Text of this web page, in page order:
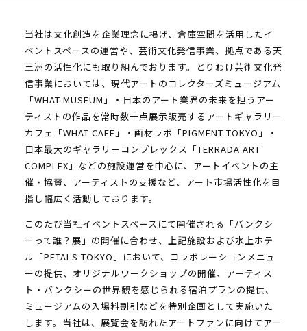
当社は文化創造を企業理念に掲げ、倉庫空間を活用したイ
ベントスペースの運営や、芸術文化発信事業、拠点である天
王洲の活性化にも取り組んでおります。とりわけ芸術文化発
信事業においては、現代アートのコレクターズミュージアム
「WHAT MUSEUM」・日本のアート業界の未来を担うアー
ティストの作品を常時数十点展示販売するアートギャラリー
カフェ「WHAT CAFE」・画材ラボ「PIGMENT TOKYO」・
日本最大のギャラリーコンプレックス「TERRADA ART
COMPLEX」などの施設運営を中心に、アートイベントの主
催・協賛、アーティストの支援など、アート市場活性化を目
指し幅広く活動しております。
このたび当社イベントスペースにて開催される「バンクシ
ーって誰？展」の開催に合わせ、上記施設および水上ホテ
ル「PETALS TOKYO」において、コラボレーションメニュ
ーの提供、オリジナルワークショップの開催、アーティス
ト・バンクシーの世界観を感じられる宿泊プランの提供、
ミュージアムの入場料割引などを特別企画として実施いた
します。当社は、展覧会を訪れたアートファンに向けてアー